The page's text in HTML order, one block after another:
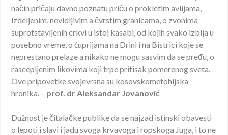
način pričaju davno poznatu priču o prokletim avlijama,
izdeljenim, nevidljivim a čvrstim granicama, o zvonima
suprotstavljenih crkvi u istoj kasabi, od kojih svako izbija u
posebno vreme, o ćuprijama na Drini i na Bistrici koje se
neprestano prelaze a nikako ne mogu sasvim da se pređu, o
rascepljenim likovima koji trpe pritisak pomerenog sveta.
Ove pripovetke svojevrsna su kosovskometohijska
hronika. – prof. dr Aleksandar Jovanović
Dužnost je čitalačke publike da se najzad istinski obavesti
o lepoti i slavi i jadu svoga krvavoga i ropskoga Juga, i to ne